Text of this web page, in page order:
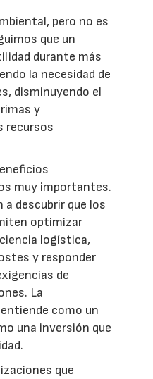
pero no es
que un
durante más
la necesidad de
disminuyendo el
y
recursos
muy importantes.
a descubrir que los
optimizar
logística,
y responder
de
La
como un
una inversión que
que